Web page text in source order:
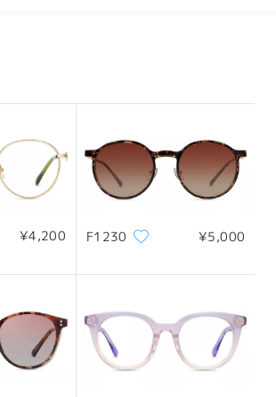
全てのレビューを読む
レビューを書く
¥4,200 F1230 ¥5,000